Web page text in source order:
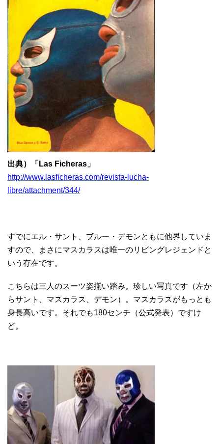
出典）「Las Ficheras」
http://www.lasficheras.com/revista-lucha-
libre/attachment/344/
すでにエル・サント、ブルー・デモンともに他界していま
すので、まさにマスカラスは唯一のリビングレジェンドと
いう存在です。
こちらは三人のスーツ姿揃い踏み。珍しい写真です（左か
らサント、マスカラス、デモン）。マスカラスがもっとも
身長高いです。それでも180センチ（公式発表）ですけ
ど。